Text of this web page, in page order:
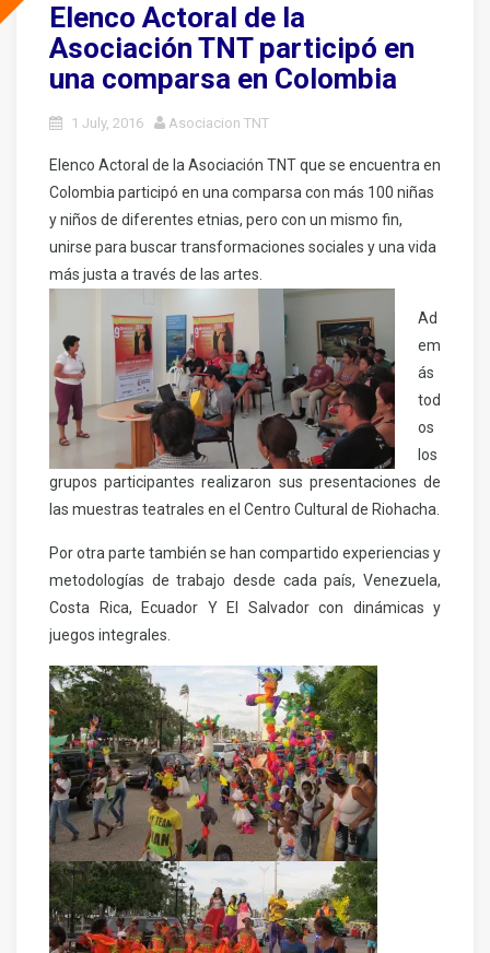
Elenco Actoral de la
Asociación TNT participó en
una comparsa en Colombia
1 July, 2016 Asociacion TNT
Elenco Actoral de la Asociación TNT que se encuentra en
Colombia participó en una comparsa con más 100 niñas
y niños de diferentes etnias, pero con un mismo fin,
unirse para buscar transformaciones sociales y una vida
más justa a través de las artes.
Ad
em
ás
tod
os
los
grupos participantes realizaron sus presentaciones de
las muestras teatrales en el Centro Cultural de Riohacha.
Por otra parte también se han compartido experiencias y
metodologías de trabajo desde cada país, Venezuela,
Costa Rica, Ecuador Y El Salvador con dinámicas y
juegos integrales.